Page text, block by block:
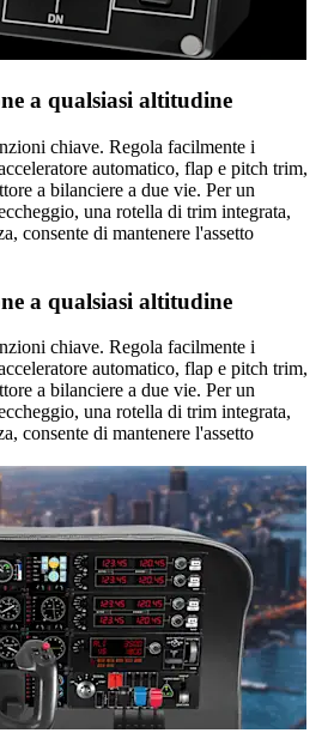
a qualsiasi altitudine
chiave. Regola facilmente i
automatico, flap e pitch trim,
a bilanciere a due vie. Per un
una rotella di trim integrata,
consente di mantenere l'assetto
a qualsiasi altitudine
chiave. Regola facilmente i
automatico, flap e pitch trim,
a bilanciere a due vie. Per un
una rotella di trim integrata,
consente di mantenere l'assetto